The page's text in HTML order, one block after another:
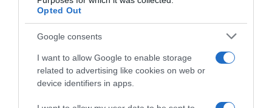
Opted Out
Google consents
I want to allow Google to enable storage
related to advertising like cookies on web or
device identifiers in apps.